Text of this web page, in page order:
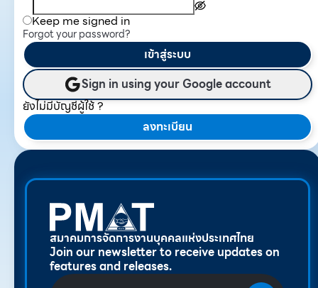
Keep me signed in
Forgot your password?
เข้าสู่ระบบ
Sign in using your Google account
ยังไม่มีบัญชีผู้ใช้ ?
ลงทะเบียน
สมาคมการจัดการงานบุคคลแห่งประเทศไทย
Join our newsletter to receive updates on
features and releases.